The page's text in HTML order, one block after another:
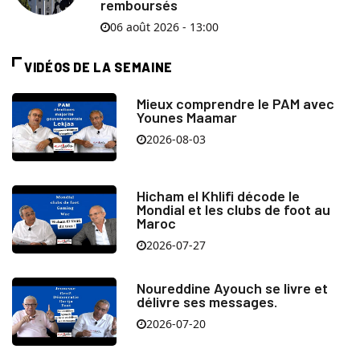
remboursés
06 août 2026 - 13:00
VIDÉOS DE LA SEMAINE
Mieux comprendre le PAM avec
Younes Maamar
2026-08-03
Hicham el Khlifi décode le
Mondial et les clubs de foot au
Maroc
2026-07-27
Noureddine Ayouch se livre et
délivre ses messages.
2026-07-20